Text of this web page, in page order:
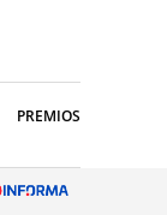
PREMIOS